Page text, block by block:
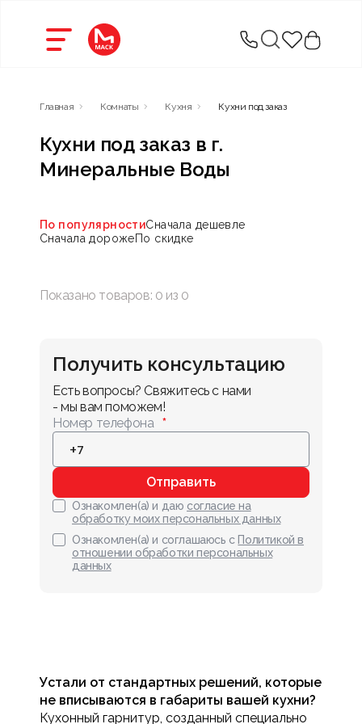
Главная Комнаты Кухня Кухни под заказ
Кухни под заказ в г.
Минеральные Воды
По популярностиСначала дешевле
Сначала дорожеПо скидке
Показано товаров: 0 из 0
Получить консультацию
Есть вопросы? Свяжитесь с нами
- мы вам поможем!
Номер телефона
Отправить
Ознакомлен(а) и даю согласие на
обработку моих персональных данных
Ознакомлен(а) и соглашаюсь с Политикой в
отношении обработки персональных
данных
Устали от стандартных решений, которые
не вписываются в габариты вашей кухни?
Кухонный гарнитур, созданный специально